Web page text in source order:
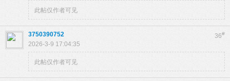
此帖仅作者可见
36#
3750390752
2026-3-9 17:04:35
此帖仅作者可见